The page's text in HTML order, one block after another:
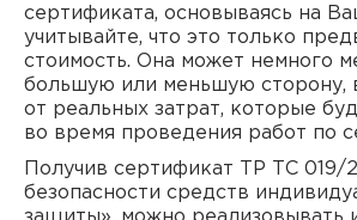
сертификата, основываясь на
учитывайте, что это только
стоимость. Она может немного
большую или меньшую сторону,
от реальных затрат, которые
во время проведения работ по
Получив сертификат ТР ТС 019/
безопасности средств